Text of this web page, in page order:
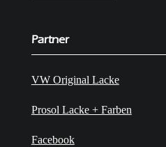
Partner
VW Original Lacke
Prosol Lacke + Farben
Facebook